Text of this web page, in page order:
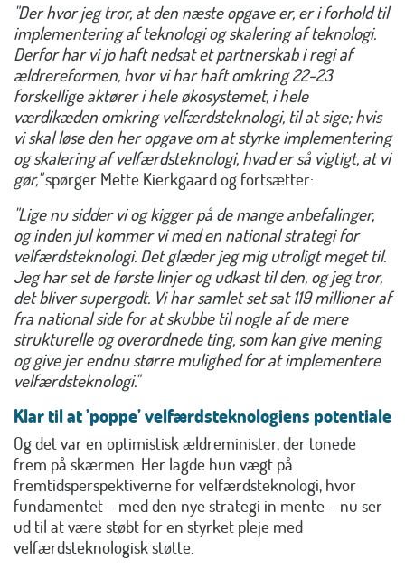
"Der hvor jeg tror, at den næste opgave er, er i forhold til
implementering af teknologi og skalering af teknologi.
Derfor har vi jo haft nedsat et partnerskab i regi af
ældrereformen, hvor vi har haft omkring 22-23
forskellige aktører i hele økosystemet, i hele
værdikæden omkring velfærdsteknologi, til at sige; hvis
vi skal løse den her opgave om at styrke implementering
og skalering af velfærdsteknologi, hvad er så vigtigt, at vi
gør,"spørger Mette Kierkgaard og fortsætter:
"Lige nu sidder vi og kigger på de mange anbefalinger,
og inden jul kommer vi med en national strategi for
velfærdsteknologi. Det glæder jeg mig utroligt meget til.
Jeg har set de første linjer og udkast til den, og jeg tror,
det bliver supergodt. Vi har samlet set sat 119 millioner af
fra national side for at skubbe til nogle af de mere
strukturelle og overordnede ting, som kan give mening
og give jer endnu større mulighed for at implementere
velfærdsteknologi."
Klar til at ’poppe’ velfærdsteknologiens potentiale
Og det var en optimistisk ældreminister, der tonede
frem på skærmen. Her lagde hun vægt på
fremtidsperspektiverne for velfærdsteknologi, hvor
fundamentet – med den nye strategi in mente – nu ser
ud til at være støbt for en styrket pleje med
velfærdsteknologisk støtte.